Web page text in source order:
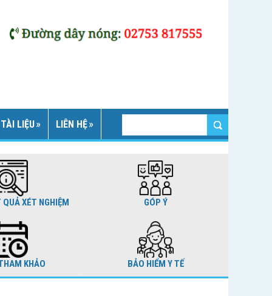
TÀI LIỆU LIÊN HỆ
XÉT NGHIỆM GÓP Ý
KHẢO BẢO HIỂM Y TẾ